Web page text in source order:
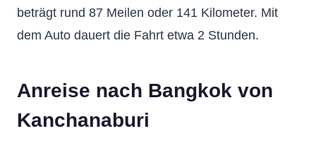
beträgt rund 87 Meilen oder 141 Kilometer. Mit
dem Auto dauert die Fahrt etwa 2 Stunden.
Anreise nach Bangkok von
Kanchanaburi